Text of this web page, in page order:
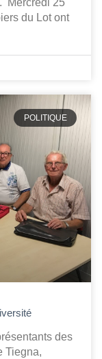
du Lot ont
POLITIQUE
des
Tiegna,